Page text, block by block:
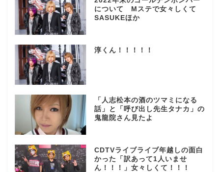
について Mステで女々しくて
SASUKEほか
淳くん！！！！！
「人志松本の酒のツマミになる
話」と「呼び出し先生タナカ」の
鬼龍院さん見たよ
CDTVライブライブ年越しの面白
かった「訳あって1人いませ
ん！！！」女々しくて！！！